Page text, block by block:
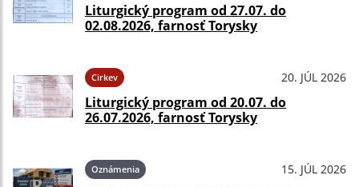
Liturgický program od 27.07. do
02.08.2026, farnosť Torysky
Cirkev 20. JÚL 2026
Liturgický program od 20.07. do
26.07.2026, farnosť Torysky
Oznámenia 15. JÚL 2026